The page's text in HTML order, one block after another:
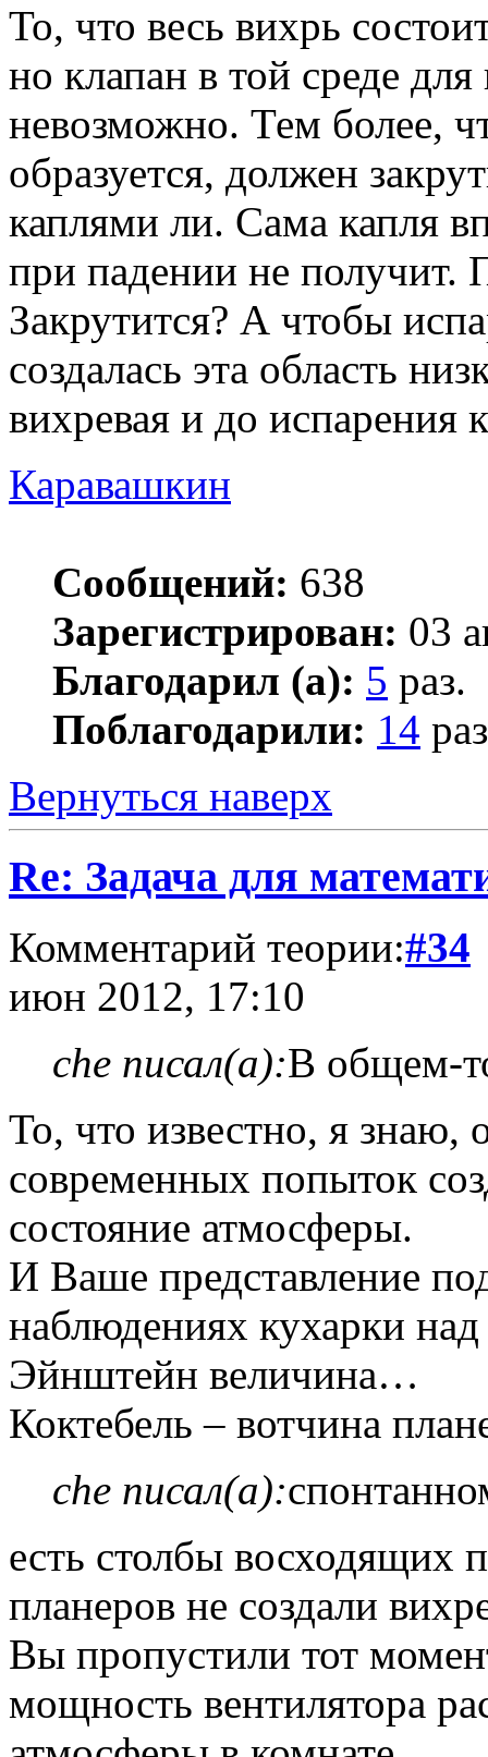
То, что весь вихрь
но клапан в той среде
невозможно. Тем более,
образуется, должен
каплями ли. Сама капля
при падении не получит.
Закрутится? А чтобы
создалась эта область
вихревая и до
Каравашкин
Сообщений: 638
Зарегистрирован: 03
Благодарил (а): 5 раз.
Поблагодарили: 14
Вернуться наверх
Re: Задача для
Комментарий теории:#34
июн 2012, 17:10
che писал(а):В общем-
То, что известно, я знаю,
современных попыток
состояние атмосферы.
И Ваше представление
наблюдениях кухарки
Эйнштейн величина…
Коктебель – вотчина
che писал(а):
есть столбы восходящих
планеров не создали
Вы пропустили тот
мощность вентилятора